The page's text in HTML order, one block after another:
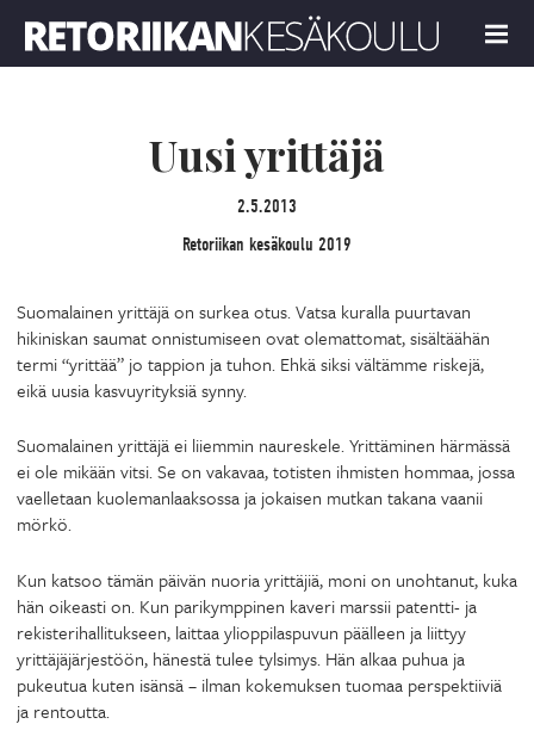
MENU
Uusi yrittäjä
2.5.2013
Retoriikan kesäkoulu 2019
Suomalainen yrittäjä on surkea otus. Vatsa kuralla puurtavan
hikiniskan saumat onnistumiseen ovat olemattomat, sisältäähän
termi “yrittää” jo tappion ja tuhon. Ehkä siksi vältämme riskejä,
eikä uusia kasvuyrityksiä synny.
Suomalainen yrittäjä ei liiemmin naureskele. Yrittäminen härmässä
ei ole mikään vitsi. Se on vakavaa, totisten ihmisten hommaa, jossa
vaelletaan kuolemanlaaksossa ja jokaisen mutkan takana vaanii
mörkö.
Kun katsoo tämän päivän nuoria yrittäjiä, moni on unohtanut, kuka
hän oikeasti on. Kun parikymppinen kaveri marssii patentti- ja
rekisterihallitukseen, laittaa ylioppilaspuvun päälleen ja liittyy
yrittäjäjärjestöön, hänestä tulee tylsimys. Hän alkaa puhua ja
pukeutua kuten isänsä – ilman kokemuksen tuomaa perspektiiviä
ja rentoutta.